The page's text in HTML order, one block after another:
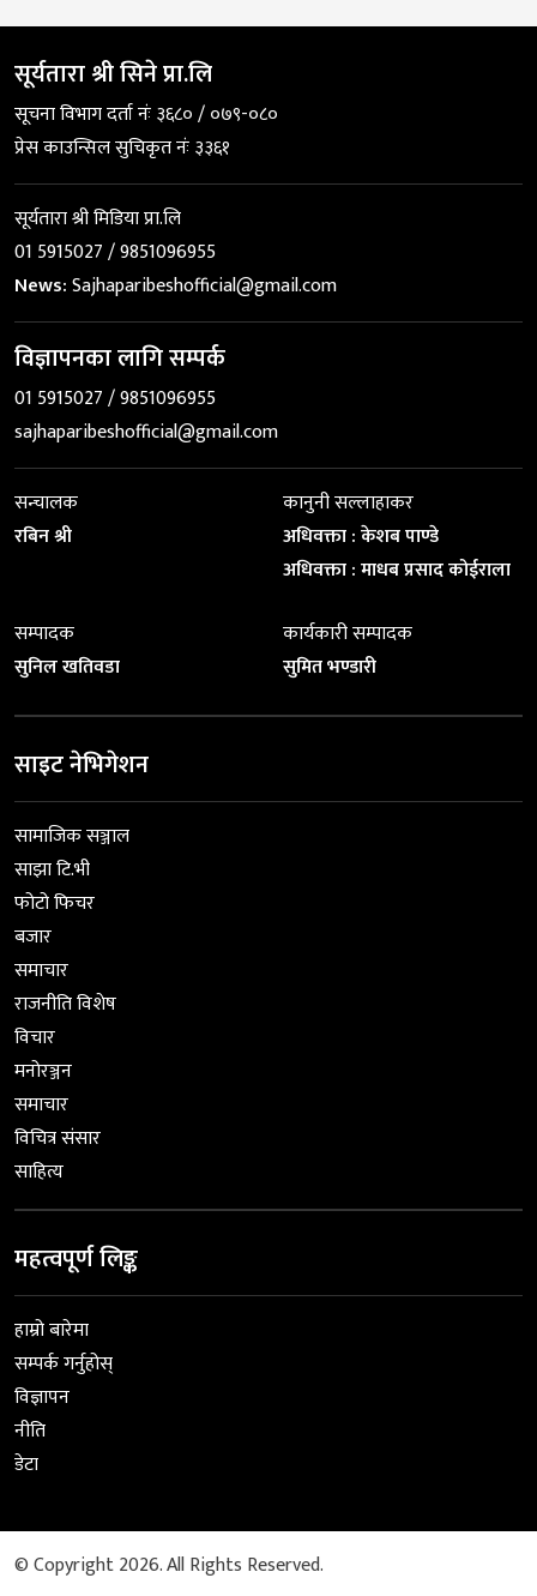
सूर्यतारा श्री सिने प्रा.लि
सूचना विभाग दर्ता नंः ३६८० / ०७९-०८०
प्रेस काउन्सिल सुचिकृत नंः ३३६१
सूर्यतारा श्री मिडिया प्रा.लि
01 5915027 / 9851096955
News:Sajhaparibeshofficial@gmail.com
विज्ञापनका लागि सम्पर्क
01 5915027 / 9851096955
sajhaparibeshofficial@gmail.com
सन्चालक
रबिन श्री
कानुनी सल्लाहाकर
अधिवक्ता : केशब पाण्डे
अधिवक्ता : माधब प्रसाद कोईराला
सम्पादक
सुनिल खतिवडा
कार्यकारी सम्पादक
सुमित भण्डारी
साइट नेभिगेशन
सामाजिक सञ्जाल
साझा टि.भी
फोटो फिचर
बजार
समाचार
राजनीति विशेष
विचार
मनोरञ्जन
समाचार
विचित्र संसार
साहित्य
महत्वपूर्ण लिङ्क
हाम्रो बारेमा
सम्पर्क गर्नुहोस्
विज्ञापन
नीति
डेटा
© Copyright 2026. All Rights Reserved.